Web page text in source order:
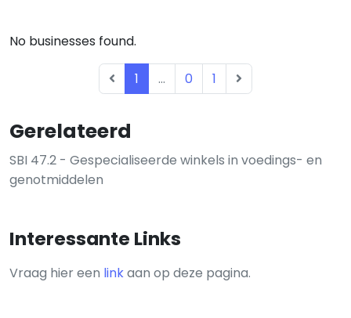
Gerelateerd
SBI 47.2 - Gespecialiseerde winkels in voedings- en
genotmiddelen
Interessante Links
Vraag hier een linkaan op deze pagina.
No businesses found.
1 ... 0 1